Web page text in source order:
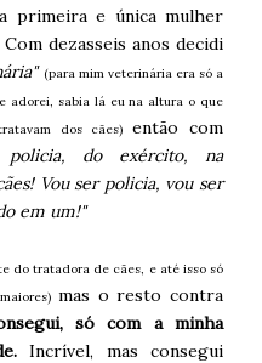
primeira e única mulher
dezasseis anos decidi
(para mim veterinária era só a
adorei, sabia lá eu na altura o que
dos cães)então com
policia, do exército, na
Vou ser policia, vou ser
em um!"
do tratadora de cães, e até isso só
mas o resto contra
só com a minha
Incrível, mas consegui